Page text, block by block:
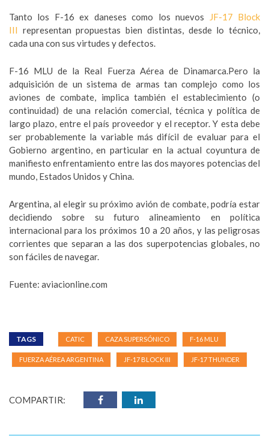
Tanto los F-16 ex daneses como los nuevos
JF-17 Block
III representan propuestas bien distintas, desde lo técnico,
cada una con sus virtudes y defectos.
F-16 MLU de la Real Fuerza Aérea de Dinamarca.Pero la
adquisición de un sistema de armas tan complejo como los
aviones de combate, implica también el establecimiento (o
continuidad) de una relación comercial, técnica y política de
largo plazo, entre el país proveedor y el receptor. Y esta debe
ser probablemente la variable más difícil de evaluar para el
Gobierno argentino, en particular en la actual coyuntura de
manifiesto enfrentamiento entre las dos mayores potencias del
mundo, Estados Unidos y China.
Argentina, al elegir su próximo avión de combate, podría estar
decidiendo sobre su futuro alineamiento en política
internacional para los próximos 10 a 20 años, y las peligrosas
corrientes que separan a las dos superpotencias globales, no
son fáciles de navegar.
Fuente: aviacionline.com
TAGS CATIC CAZA SUPERSÓNICO F-16 MLU
FUERZA AÉREA ARGENTINA JF-17 BLOCK III JF-17 THUNDER
COMPARTIR: